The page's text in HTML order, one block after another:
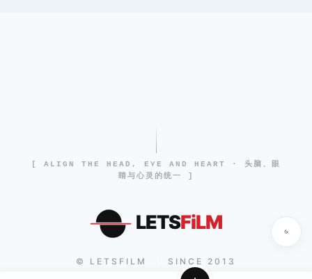
[ ALIGN THE HEAD, EYE AND HEART · 头脑、眼
睛与心灵的统一 ]
LETSFiLM
© LETSFILM SINCE 2013